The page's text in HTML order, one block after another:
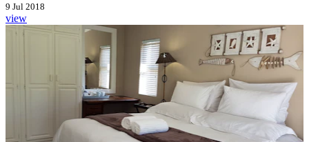
9 Jul 2018
view